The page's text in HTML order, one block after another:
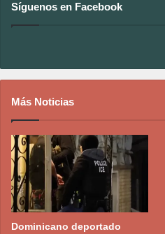
Síguenos en Facebook
Más Noticias
Dominicano deportado